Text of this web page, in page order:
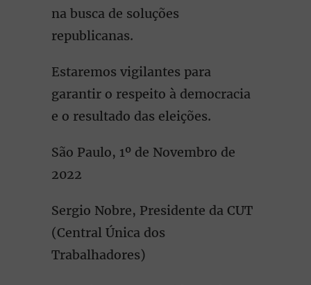
na busca de soluções
republicanas.
Estaremos vigilantes para
garantir o respeito à democracia
e o resultado das eleições.
São Paulo, 1º de Novembro de
2022
Sergio Nobre, Presidente da CUT
(Central Única dos
Trabalhadores)